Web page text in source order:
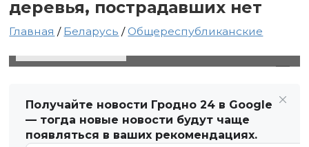
деревья, пострадавших нет
Главная / Беларусь /Общереспубликанские
Получайте новости Гродно 24 в Google
— тогда новые новости будут чаще
появляться в ваших рекомендациях.